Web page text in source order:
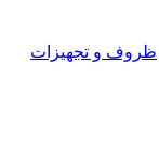
ظروف و تجهیزات